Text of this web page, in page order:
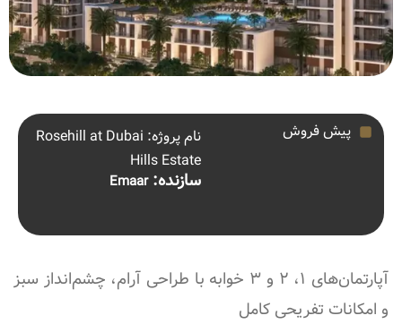
پیش فروش
نام پروژه: Rosehill at Dubai
Hills Estate
سازنده:Emaar
آپارتمان‌های ۱، ۲ و ۳ خوابه با طراحی آرام، چشم‌انداز سبز
و امکانات تفریحی کامل